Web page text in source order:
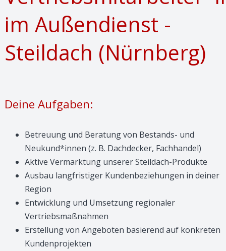
im Außendienst -
Steildach (Nürnberg)
Deine Aufgaben:
Betreuung und Beratung von Bestands- und
Neukund*innen (z. B. Dachdecker, Fachhandel)
Aktive Vermarktung unserer Steildach-Produkte
Ausbau langfristiger Kundenbeziehungen in deiner
Region
Entwicklung und Umsetzung regionaler
Vertriebsmaßnahmen
Erstellung von Angeboten basierend auf konkreten
Kundenprojekten